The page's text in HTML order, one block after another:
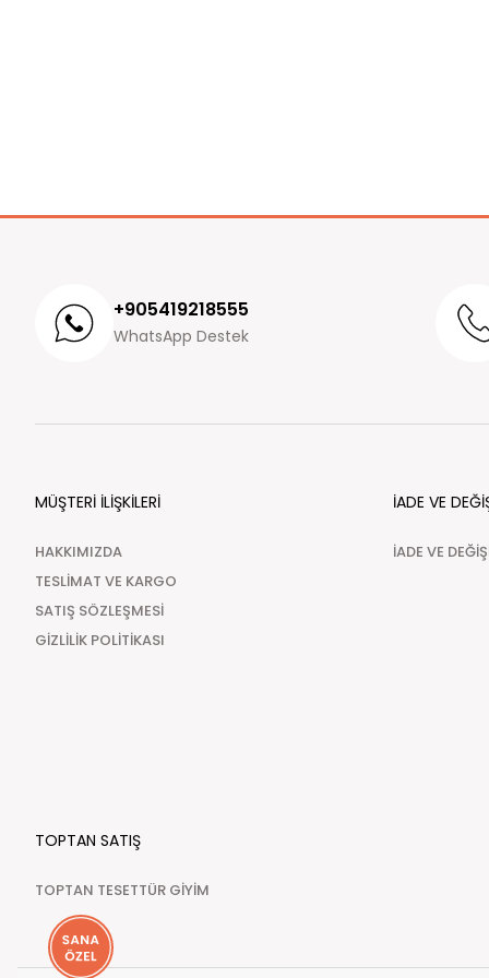
+905419218555
WhatsApp Destek
MÜŞTERİ İLİŞKİLERİ
HAKKIMIZDA
TESLİMAT VE KARGO
SATIŞ SÖZLEŞMESİ
GİZLİLİK POLİTİKASI
İADE VE
İADE VE
TOPTAN SATIŞ
TOPTAN TESETTÜR GİYİM